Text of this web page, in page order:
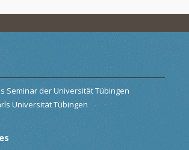
Seminar der Universität Tübingen
Universität Tübingen